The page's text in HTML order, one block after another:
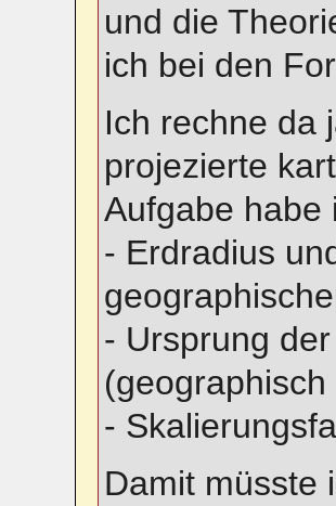
und die
ich bei den
Ich rechne da
projezierte
Aufgabe habe
- Erdradius
- Ursprung
-
Damit müsste